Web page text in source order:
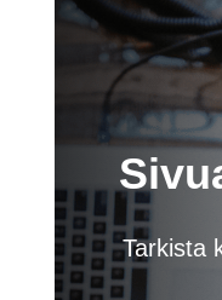
Tarkista